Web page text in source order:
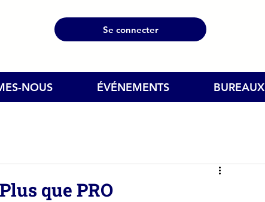
Se connecter
NOUS ÉVÉNEMENTS BUREAUX
que PRO